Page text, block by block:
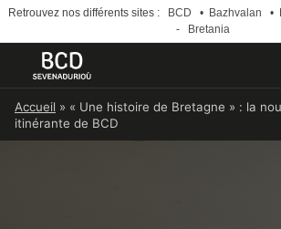
Retrouvez nos différents sites : BCD • Bazhvalan •
-
Bretania
content
Accueil » « Une histoire de Bretagne » : la
itinérante de BCD